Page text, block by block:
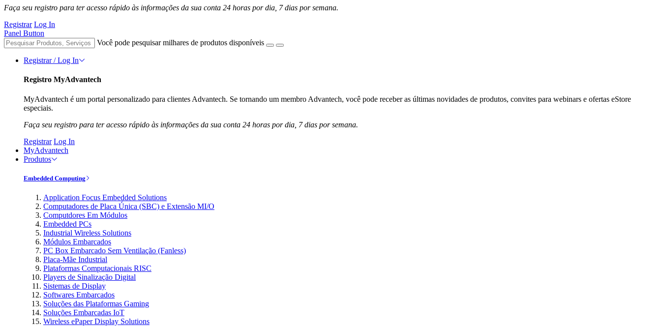
Faça seu registro para ter acesso rápido às informações da sua conta 24 horas por dia, 7 dias por semana.
Registrar Log In
Panel Button
Você pode pesquisar milhares de produtos disponíveis
Registrar / Log In
Registro MyAdvantech
MyAdvantech é um portal personalizado para clientes Advantech. Se tornando um membro Advantech, você pode receber as últimas novidades de produtos, convites para webinars e ofertas eStore
especiais.
Faça seu registro para ter acesso rápido às informações da sua conta 24 horas por dia, 7 dias por semana.
Registrar Log In
MyAdvantech
Produtos
Embedded Computing
Application Focus Embedded Solutions
Computadores de Placa Única (SBC) e Extensão MI/O
Computdores Em Módulos
Embedded PCs
Industrial Wireless Solutions
Módulos Embarcados
PC Box Embarcado Sem Ventilação (Fanless)
Placa-Mãe Industrial
Plataformas Computacionais RISC
Players de Sinalização Digital
Sistemas de Display
Softwares Embarcados
Soluções das Plataformas Gaming
Soluções Embarcadas IoT
Wireless ePaper Display Solutions